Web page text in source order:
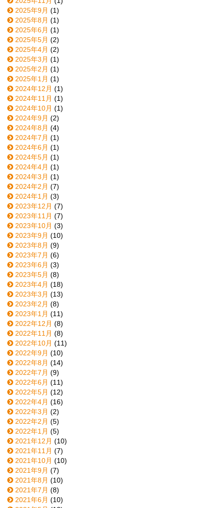
2025年9月 (1)
2025年8月 (1)
2025年6月 (1)
2025年5月 (2)
2025年4月 (2)
2025年3月 (1)
2025年2月 (1)
2025年1月 (1)
2024年12月 (1)
2024年11月 (1)
2024年10月 (1)
2024年9月 (2)
2024年8月 (4)
2024年7月 (1)
2024年6月 (1)
2024年5月 (1)
2024年4月 (1)
2024年3月 (1)
2024年2月 (7)
2024年1月 (3)
2023年12月 (7)
2023年11月 (7)
2023年10月 (3)
2023年9月 (10)
2023年8月 (9)
2023年7月 (6)
2023年6月 (3)
2023年5月 (8)
2023年4月 (18)
2023年3月 (13)
2023年2月 (8)
2023年1月 (11)
2022年12月 (8)
2022年11月 (8)
2022年10月 (11)
2022年9月 (10)
2022年8月 (14)
2022年7月 (9)
2022年6月 (11)
2022年5月 (12)
2022年4月 (16)
2022年3月 (2)
2022年2月 (5)
2022年1月 (5)
2021年12月 (10)
2021年11月 (7)
2021年10月 (10)
2021年9月 (7)
2021年8月 (10)
2021年7月 (8)
2021年6月 (10)